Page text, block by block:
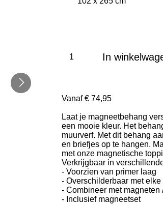
In
Vanaf € 74,95
Laat je magneetbehang
een mooie kleur. Het
muurverf. Met dit behang
en briefjes op te hangen.
met onze magnetische
Verkrijgbaar in
- Voorzien van primer laag
- Overschilderbaar met elke
- Combineer met magneten
- Inclusief magneetset